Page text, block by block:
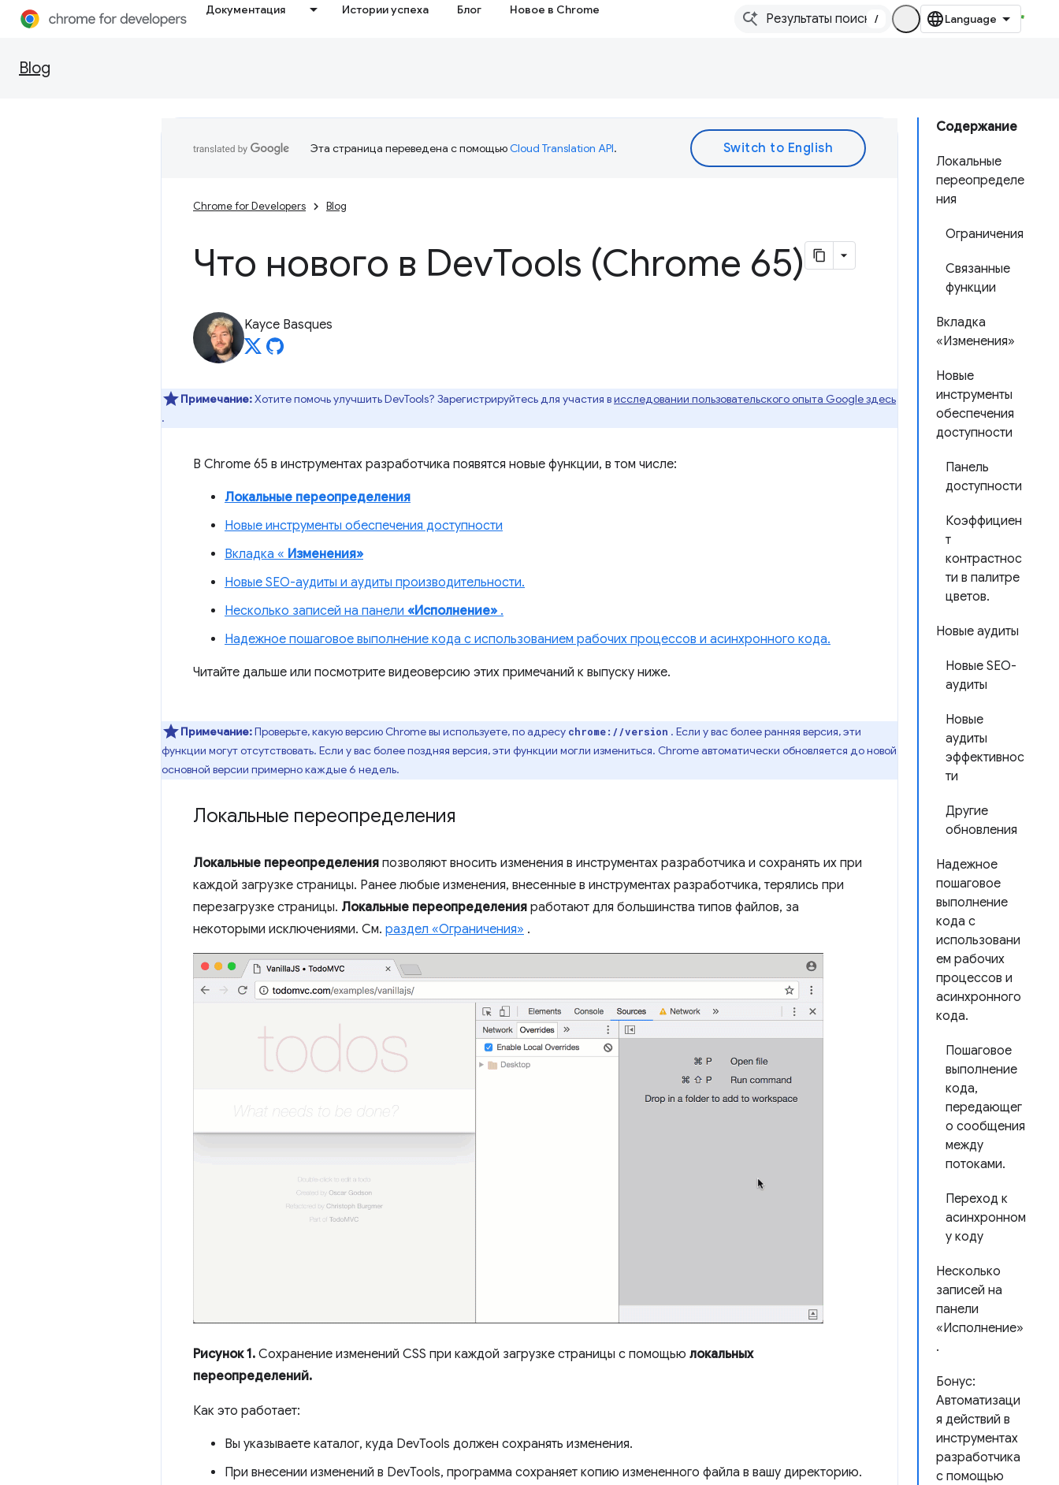
Документация Истории успеха Блог Новое в Chrome
/
Blog
Содержание
Локальные
переопределе
ния
Ограничения
Связанные
функции
Вкладка
«Изменения»
Новые
инструменты
обеспечения
доступности
Панель
доступности
Коэффициен
т
контрастнос
ти в палитре
цветов.
Новые аудиты
Новые SEO-
аудиты
Новые
аудиты
эффективнос
ти
Другие
обновления
Надежное
пошаговое
выполнение
кода с
использовани
ем рабочих
процессов и
асинхронного
кода.
Пошаговое
выполнение
кода,
передающег
о сообщения
между
потоками.
Переход к
асинхронном
у коду
Несколько
записей на
панели
«Исполнение»
.
Бонус:
Автоматизаци
я действий в
инструментах
разработчика
с помощью
Эта страница переведена с помощьюCloud Translation API.
Chrome for Developers Blog
Что нового в DevTools (Chrome 65)
Kayce Basques
Примечание:Хотите помочь улучшить DevTools? Зарегистрируйтесь для участия висследовании пользовательского опыта Google здесь
.
В Chrome 65 в инструментах разработчика появятся новые функции, в том числе:
Локальные переопределения
Новые инструменты обеспечения доступности
Вкладка « Изменения»
Новые SEO-аудиты и аудиты производительности.
Несколько записей на панели «Исполнение» .
Надежное пошаговое выполнение кода с использованием рабочих процессов и асинхронного кода.
Читайте дальше или посмотрите видеоверсию этих примечаний к выпуску ниже.
Примечание:Проверьте, какую версию Chrome вы используете, по адресу chrome://version . Если у вас более ранняя версия, эти
функции могут отсутствовать. Если у вас более поздняя версия, эти функции могли измениться. Chrome автоматически обновляется до новой
основной версии примерно каждые 6 недель.
Локальные переопределения
Локальные переопределения позволяют вносить изменения в инструментах разработчика и сохранять их при
каждой загрузке страницы. Ранее любые изменения, внесенные в инструментах разработчика, терялись при
перезагрузке страницы. Локальные переопределения работают для большинства типов файлов, за
некоторыми исключениями. См. раздел «Ограничения» .
Рисунок 1. Сохранение изменений CSS при каждой загрузке страницы с помощью локальных
переопределений.
Как это работает:
Вы указываете каталог, куда DevTools должен сохранять изменения.
При внесении изменений в DevTools, программа сохраняет копию измененного файла в вашу директорию.